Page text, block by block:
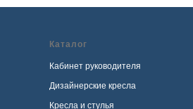
Каталог
Кабинет руководителя
Дизайнерские кресла
Кресла и стулья